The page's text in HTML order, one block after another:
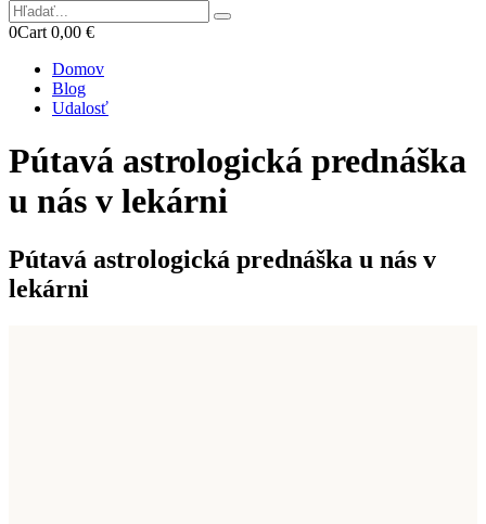
0Cart 0,00 €
Domov
Blog
Udalosť
Pútavá astrologická prednáška
u nás v lekárni
Pútavá astrologická prednáška u nás v
lekárni